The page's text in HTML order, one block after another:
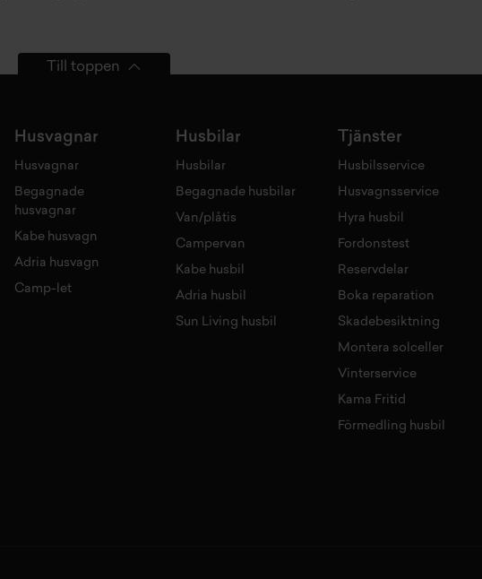
Till toppen
Husvagnar
Husvagnar
Begagnade
husvagnar
Kabe husvagn
Adria husvagn
Camp-let
Husbilar
Husbilar
Begagnade husbilar
Van/plåtis
Campervan
Kabe husbil
Adria husbil
Sun Living husbil
Tjänster
Husbilsservice
Husvagnsservice
Hyra husbil
Fordonstest
Reservdelar
Boka reparation
Skadebesiktning
Montera solceller
Vinterservice
Kama Fritid
Förmedling husbil